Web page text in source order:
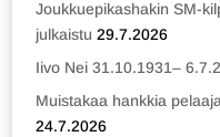
Joukkuepikashakin SM-
julkaistu 29.7.2026
Iivo Nei 31.10.1931–
Muistakaa hankkia
24.7.2026